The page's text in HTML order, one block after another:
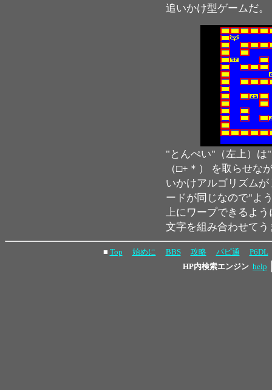
追いかけ型ゲームだ。
"とんぺい"（左上）は
（□+＊） を取らせな
いかけアルゴリズム
ードが同じなので"よ
上にワープできるよ
文字を組み合わせて
■ Top 始めに BBS 攻略 パピ通
P6DL
HP内検索エンジン help